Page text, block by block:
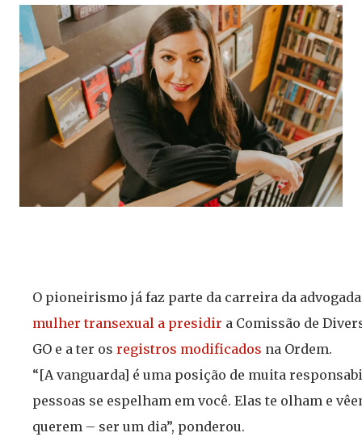
O pioneirismo já faz parte da carreira da
mulher transexual a presidir a Comissão de
GO e a ter os registros modificados na Ordem.
“[A vanguarda] é uma posição de muita
pessoas se espelham em você. Elas te olham e
querem – ser um dia”, ponderou.